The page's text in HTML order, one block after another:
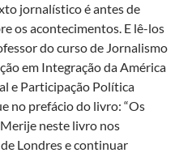
jornalístico é antes de
os acontecimentos. E lê-los
do curso de Jornalismo
em Integração da América
e Participação Política
no prefácio do livro: “Os
neste livro nos
Londres e continuar